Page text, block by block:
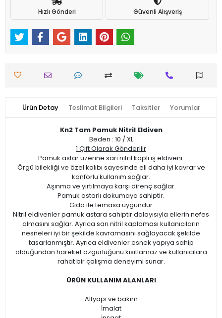
Hızlı Gönderi Güvenli Alışveriş
Ürün Detay Teslimat Bilgileri Taksitler Yorumlar
Kn2 Tam Pamuk Nitril Eldiven
Beden : 10 / XL
1 Çift Olarak Gönderilir
Pamuk astar üzerine sarı nitril kaplı iş eldiveni.
Örgü bilekliği ve özel kalıbı sayesinde eli daha iyi kavrar ve
konforlu kullanım sağlar.
Aşınma ve yırtılmaya karşı direnç sağlar.
Pamuk astarlı dokumaya sahiptir.
Gıda ile temasa uygundur
Nitril eldivenler pamuk astara sahiptir dolayısıyla ellerin nefes
almasını sağlar. Ayrıca sarı nitril kaplaması kullanıcıların
nesneleri iyi bir şekilde kavramasını sağlayacak şekilde
tasarlanmıştır. Ayrıca eldivenler esnek yapıya sahip
olduğundan hareket özgürlüğünü kısıtlamaz ve kullanıcılara
rahat bir çalışma deneyimi sunar.
ÜRÜN KULLANIM ALANLARI
Altyapı ve bakım
İmalat